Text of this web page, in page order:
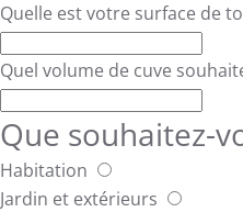
Quelle est votre surface de
Quel volume de cuve
Que souhaitez-
Habitation
Jardin et extérieurs